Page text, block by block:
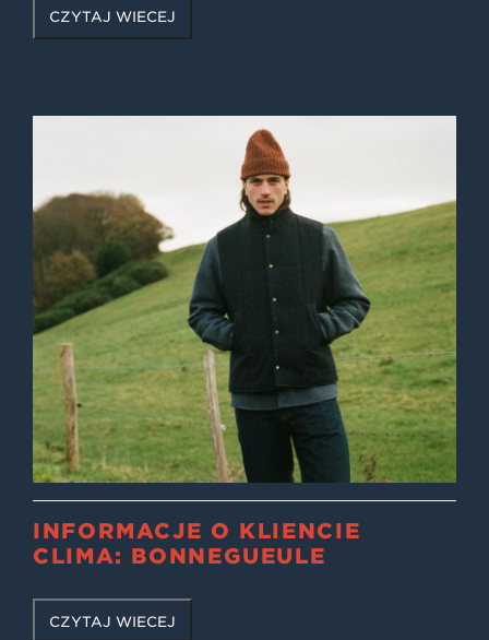
CZYTAJ WIĘCEJ
INFORMACJE O KLIENCIE
CLIMA: BONNEGUEULE
CZYTAJ WIĘCEJ